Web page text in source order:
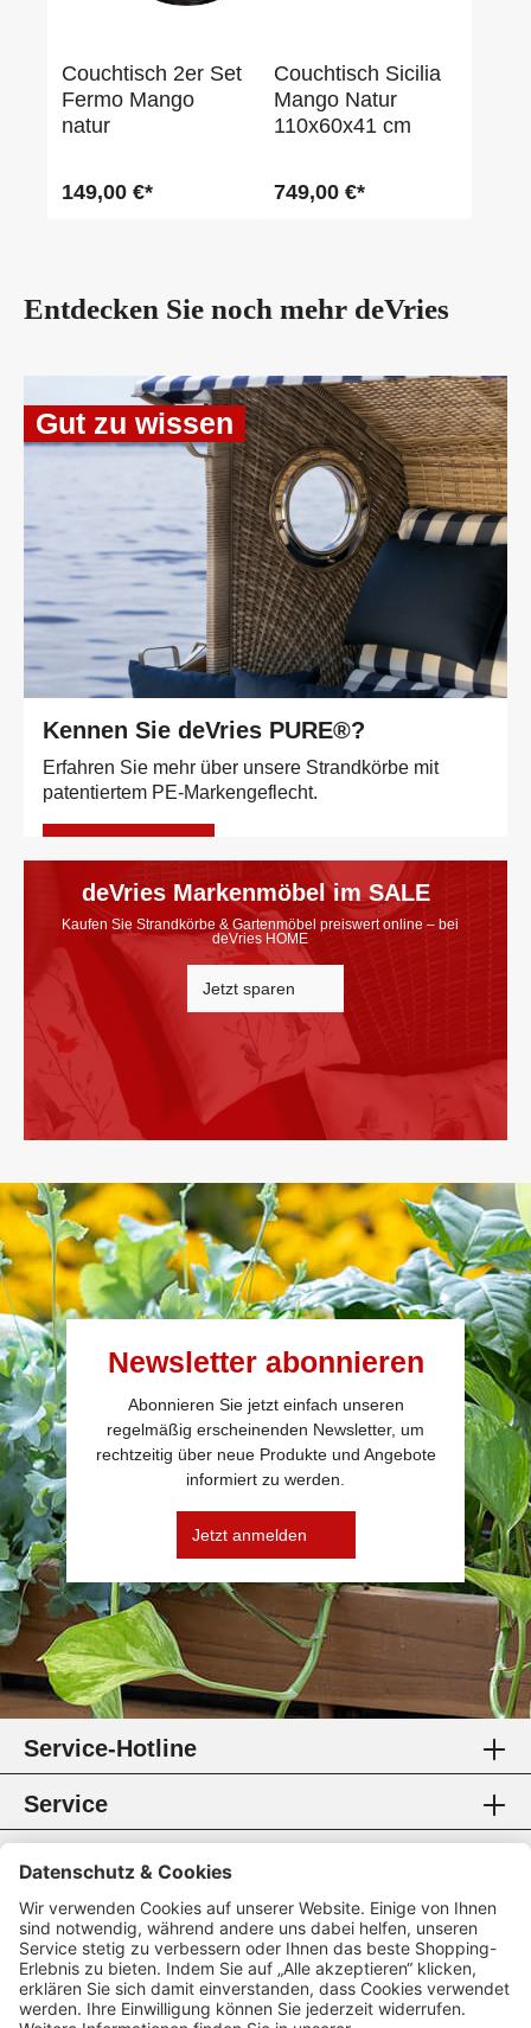
Couchtisch 2er Set
Fermo Mango
natur
149,00 €*
Couchtisch Sicilia
Mango Natur
110x60x41 cm
749,00 €*
Entdecken Sie noch mehr deVries
Gut zu wissen
Kennen Sie deVries PURE®?
Erfahren Sie mehr über unsere Strandkörbe mit
patentiertem PE-Markengeflecht.
deVries Markenmöbel im SALE
Kaufen Sie Strandkörbe & Gartenmöbel preiswert online – bei
deVries HOME
Jetzt sparen
Newsletter abonnieren
Abonnieren Sie jetzt einfach unseren
regelmäßig erscheinenden Newsletter, um
rechtzeitig über neue Produkte und Angebote
informiert zu werden.
Jetzt anmelden
Service-Hotline
Service
Information
Rechtliches
Zahlungsmethoden